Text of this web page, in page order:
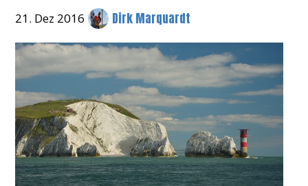
21. Dez 2016 Dirk Marquardt